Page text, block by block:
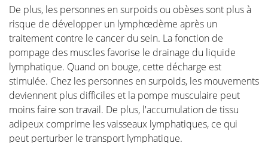
Peau, ongles et cheveux
Psychologie
De plus, les personnes en surpoids ou obèses sont plus à
risque de développer un lymphœdème après un
traitement contre le cancer du sein. La fonction de
pompage des muscles favorise le drainage du liquide
lymphatique. Quand on bouge, cette décharge est
stimulée. Chez les personnes en surpoids, les mouvements
deviennent plus difficiles et la pompe musculaire peut
moins faire son travail. De plus, l'accumulation de tissu
adipeux comprime les vaisseaux lymphatiques, ce qui
peut perturber le transport lymphatique.